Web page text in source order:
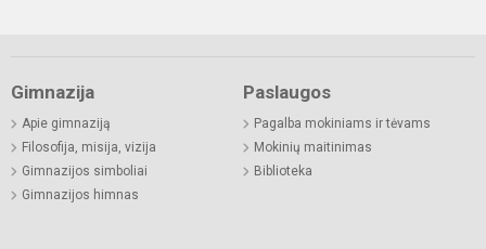
Gimnazija
Apie gimnaziją
Filosofija, misija, vizija
Gimnazijos simboliai
Gimnazijos himnas
Paslaugos
Pagalba mokiniams ir tėvams
Mokinių maitinimas
Biblioteka